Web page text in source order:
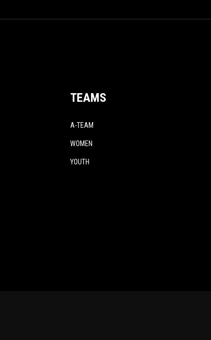
TEAMS
A-TEAM
WOMEN
YOUTH